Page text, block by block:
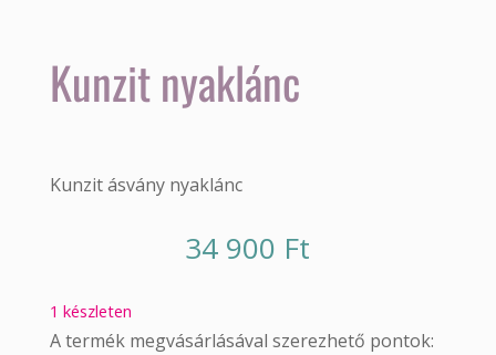
Kunzit nyaklánc
Kunzit ásvány nyaklánc
34 900 Ft
1 készleten
A termék megvásárlásával szerezhető pontok: